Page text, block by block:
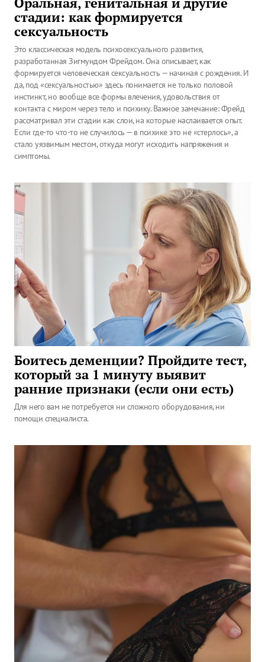
стадии: как формируется
сексуальность
Это классическая модель психосексуального развития,
разработанная Зигмундом Фрейдом. Она описывает, как
формируется человеческая сексуальность — начиная с рождения. И
да, под «сексуальностью» здесь понимается не только половой
инстинкт, но вообще все формы влечения, удовольствия от
контакта с миром через тело и психику. Важное замечание: Фрейд
рассматривал эти стадии как слои, на которые наслаивается опыт.
Если где-то что-то не случилось — в психике это не «стерлось», а
стало уязвимым местом, откуда могут исходить напряжения и
симптомы.
Боитесь деменции? Пройдите тест,
который за 1 минуту выявит
ранние признаки (если они есть)
Для него вам не потребуется ни сложного оборудования, ни
помощи специалиста.